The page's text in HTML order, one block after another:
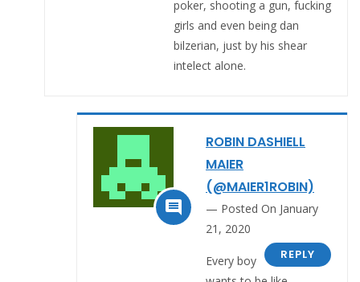
poker, shooting a gun, fucking
girls and even being dan
bilzerian, just by his shear
intelect alone.

ROBIN DASHIELL
MAIER
(@MAIER1ROBIN)
Posted On January
21, 2020
REPLY
Every boy